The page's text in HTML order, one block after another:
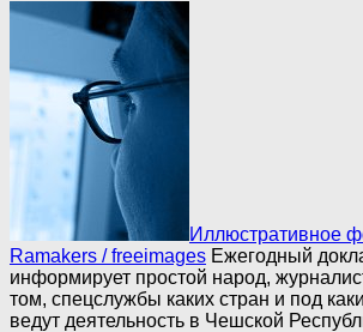
Иллюстративное
Ramakers / freeimages Ежегодный
информирует простой народ,
том, спецслужбы каких стран и под
ведут деятельность в Чешской